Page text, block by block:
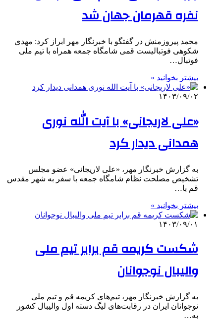
نفره قهرمان جهان شد
محمد پیروزمنش در گفتگو با خبرنگار مهر ابراز کرد: مهدی
شکوهی فوتبالیست قمی شامگاه جمعه همراه با تیم ملی
فوتبال…
بیشتر بخوانید »
۱۴۰۳/۰۹/۰۲
«علی لاریجانی» با آیت الله نوری
همدانی دیدار کرد
به گزارش خبرنگار مهر، «علی لاریجانی» عضو مجلس
تشخیص مصلحت نظام شامگاه جمعه با سفر به شهر مقدس
قم با…
بیشتر بخوانید »
۱۴۰۳/۰۹/۰۱
شکست کریمه قم برابر تیم ملی
والیبال نوجوانان
به گزارش خبرنگار مهر، تیم‌های کریمه قم و تیم ملی
نوجوانان ایران در رقابت‌های لیگ دسته اول والیبال کشور
به…